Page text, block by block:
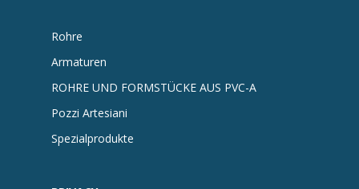
Rohre
Armaturen
ROHRE UND FORMSTÜCKE AUS PVC-A
Pozzi Artesiani
Spezialprodukte